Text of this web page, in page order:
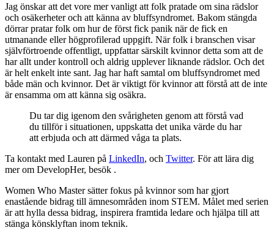
Jag önskar att det vore mer vanligt att folk pratade om sina rädslor
och osäkerheter och att känna av bluffsyndromet. Bakom stängda
dörrar pratar folk om hur de först fick panik när de fick en
utmanande eller högprofilerad uppgift. När folk i branschen visar
självförtroende offentligt, uppfattar särskilt kvinnor detta som att de
har allt under kontroll och aldrig upplever liknande rädslor. Och det
är helt enkelt inte sant. Jag har haft samtal om bluffsyndromet med
både män och kvinnor. Det är viktigt för kvinnor att förstå att de inte
är ensamma om att känna sig osäkra.
Du tar dig igenom den svårigheten genom att förstå vad
du tillför i situationen, uppskatta det unika värde du har
att erbjuda och att därmed våga ta plats.
Ta kontakt med Lauren på LinkedIn, och Twitter. För att lära dig
mer om DevelopHer, besök .
Women Who Master sätter fokus på kvinnor som har gjort
enastående bidrag till ämnesområden inom STEM. Målet med serien
är att hylla dessa bidrag, inspirera framtida ledare och hjälpa till att
stänga könsklyftan inom teknik.